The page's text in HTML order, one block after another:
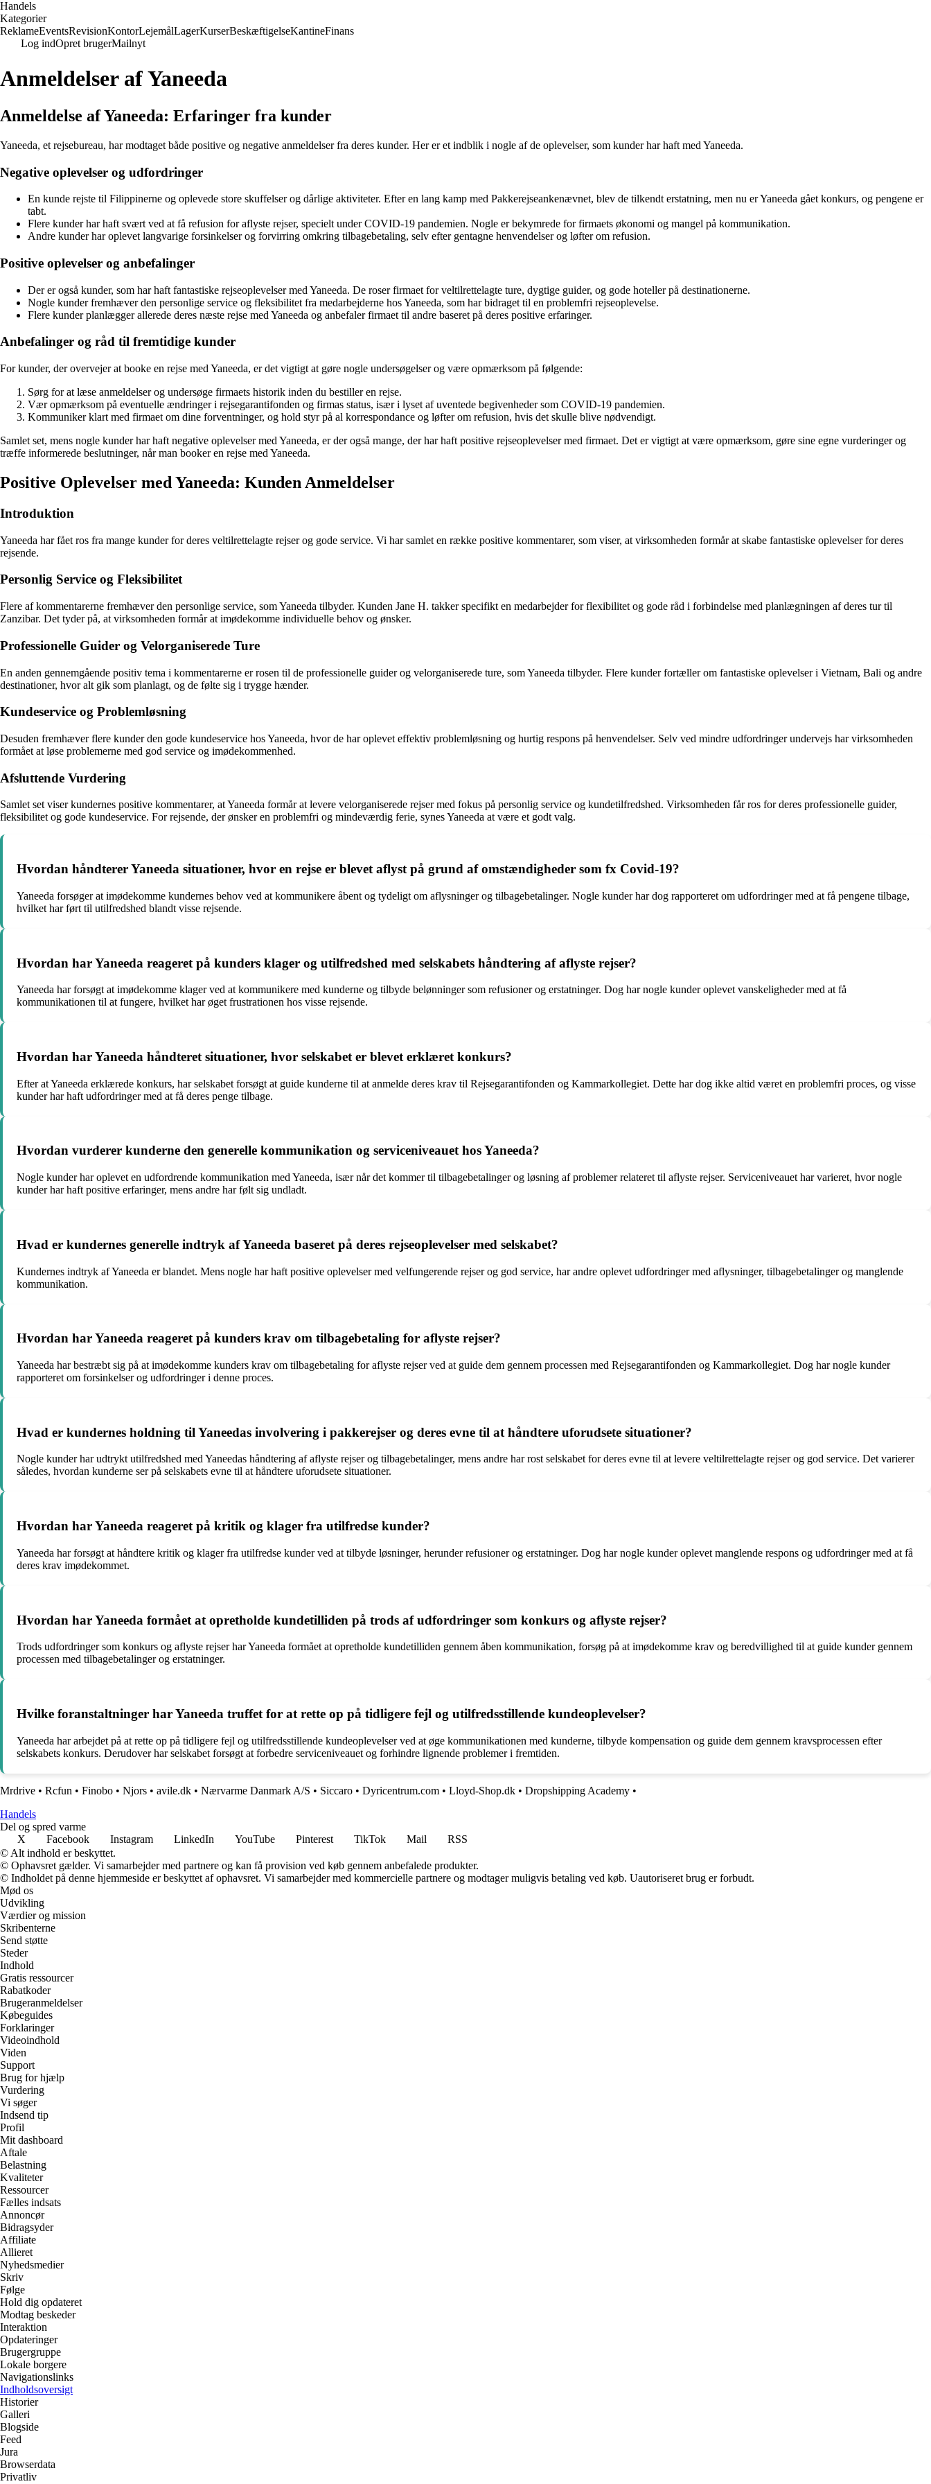
Handels
Kategorier
ReklameEventsRevisionKontorLejemålLagerKurserBeskæftigelseKantineFinans
Log indOpret brugerMailnyt
Anmeldelser af Yaneeda
Anmeldelse af Yaneeda: Erfaringer fra kunder
Yaneeda, et rejsebureau, har modtaget både positive og negative anmeldelser fra deres kunder. Her er et indblik i nogle af de oplevelser, som kunder har haft med Yaneeda.
Negative oplevelser og udfordringer
En kunde rejste til Filippinerne og oplevede store skuffelser og dårlige aktiviteter. Efter en lang kamp med Pakkerejseankenævnet, blev de tilkendt erstatning, men nu er Yaneeda gået konkurs, og pengene er
tabt.
Flere kunder har haft svært ved at få refusion for aflyste rejser, specielt under COVID-19 pandemien. Nogle er bekymrede for firmaets økonomi og mangel på kommunikation.
Andre kunder har oplevet langvarige forsinkelser og forvirring omkring tilbagebetaling, selv efter gentagne henvendelser og løfter om refusion.
Positive oplevelser og anbefalinger
Der er også kunder, som har haft fantastiske rejseoplevelser med Yaneeda. De roser firmaet for veltilrettelagte ture, dygtige guider, og gode hoteller på destinationerne.
Nogle kunder fremhæver den personlige service og fleksibilitet fra medarbejderne hos Yaneeda, som har bidraget til en problemfri rejseoplevelse.
Flere kunder planlægger allerede deres næste rejse med Yaneeda og anbefaler firmaet til andre baseret på deres positive erfaringer.
Anbefalinger og råd til fremtidige kunder
For kunder, der overvejer at booke en rejse med Yaneeda, er det vigtigt at gøre nogle undersøgelser og være opmærksom på følgende:
Sørg for at læse anmeldelser og undersøge firmaets historik inden du bestiller en rejse.
Vær opmærksom på eventuelle ændringer i rejsegarantifonden og firmas status, især i lyset af uventede begivenheder som COVID-19 pandemien.
Kommuniker klart med firmaet om dine forventninger, og hold styr på al korrespondance og løfter om refusion, hvis det skulle blive nødvendigt.
Samlet set, mens nogle kunder har haft negative oplevelser med Yaneeda, er der også mange, der har haft positive rejseoplevelser med firmaet. Det er vigtigt at være opmærksom, gøre sine egne vurderinger og
træffe informerede beslutninger, når man booker en rejse med Yaneeda.
Positive Oplevelser med Yaneeda: Kunden Anmeldelser
Introduktion
Yaneeda har fået ros fra mange kunder for deres veltilrettelagte rejser og gode service. Vi har samlet en række positive kommentarer, som viser, at virksomheden formår at skabe fantastiske oplevelser for deres
rejsende.
Personlig Service og Fleksibilitet
Flere af kommentarerne fremhæver den personlige service, som Yaneeda tilbyder. Kunden Jane H. takker specifikt en medarbejder for flexibilitet og gode råd i forbindelse med planlægningen af deres tur til
Zanzibar. Det tyder på, at virksomheden formår at imødekomme individuelle behov og ønsker.
Professionelle Guider og Velorganiserede Ture
En anden gennemgående positiv tema i kommentarerne er rosen til de professionelle guider og velorganiserede ture, som Yaneeda tilbyder. Flere kunder fortæller om fantastiske oplevelser i Vietnam, Bali og andre
destinationer, hvor alt gik som planlagt, og de følte sig i trygge hænder.
Kundeservice og Problemløsning
Desuden fremhæver flere kunder den gode kundeservice hos Yaneeda, hvor de har oplevet effektiv problemløsning og hurtig respons på henvendelser. Selv ved mindre udfordringer undervejs har virksomheden
formået at løse problemerne med god service og imødekommenhed.
Afsluttende Vurdering
Samlet set viser kundernes positive kommentarer, at Yaneeda formår at levere velorganiserede rejser med fokus på personlig service og kundetilfredshed. Virksomheden får ros for deres professionelle guider,
fleksibilitet og gode kundeservice. For rejsende, der ønsker en problemfri og mindeværdig ferie, synes Yaneeda at være et godt valg.
Hvordan håndterer Yaneeda situationer, hvor en rejse er blevet aflyst på grund af omstændigheder som fx Covid-19?
Yaneeda forsøger at imødekomme kundernes behov ved at kommunikere åbent og tydeligt om aflysninger og tilbagebetalinger. Nogle kunder har dog rapporteret om udfordringer med at få pengene tilbage,
hvilket har ført til utilfredshed blandt visse rejsende.
Hvordan har Yaneeda reageret på kunders klager og utilfredshed med selskabets håndtering af aflyste rejser?
Yaneeda har forsøgt at imødekomme klager ved at kommunikere med kunderne og tilbyde belønninger som refusioner og erstatninger. Dog har nogle kunder oplevet vanskeligheder med at få
kommunikationen til at fungere, hvilket har øget frustrationen hos visse rejsende.
Hvordan har Yaneeda håndteret situationer, hvor selskabet er blevet erklæret konkurs?
Efter at Yaneeda erklærede konkurs, har selskabet forsøgt at guide kunderne til at anmelde deres krav til Rejsegarantifonden og Kammarkollegiet. Dette har dog ikke altid været en problemfri proces, og visse
kunder har haft udfordringer med at få deres penge tilbage.
Hvordan vurderer kunderne den generelle kommunikation og serviceniveauet hos Yaneeda?
Nogle kunder har oplevet en udfordrende kommunikation med Yaneeda, især når det kommer til tilbagebetalinger og løsning af problemer relateret til aflyste rejser. Serviceniveauet har varieret, hvor nogle
kunder har haft positive erfaringer, mens andre har følt sig undladt.
Hvad er kundernes generelle indtryk af Yaneeda baseret på deres rejseoplevelser med selskabet?
Kundernes indtryk af Yaneeda er blandet. Mens nogle har haft positive oplevelser med velfungerende rejser og god service, har andre oplevet udfordringer med aflysninger, tilbagebetalinger og manglende
kommunikation.
Hvordan har Yaneeda reageret på kunders krav om tilbagebetaling for aflyste rejser?
Yaneeda har bestræbt sig på at imødekomme kunders krav om tilbagebetaling for aflyste rejser ved at guide dem gennem processen med Rejsegarantifonden og Kammarkollegiet. Dog har nogle kunder
rapporteret om forsinkelser og udfordringer i denne proces.
Hvad er kundernes holdning til Yaneedas involvering i pakkerejser og deres evne til at håndtere uforudsete situationer?
Nogle kunder har udtrykt utilfredshed med Yaneedas håndtering af aflyste rejser og tilbagebetalinger, mens andre har rost selskabet for deres evne til at levere veltilrettelagte rejser og god service. Det varierer
således, hvordan kunderne ser på selskabets evne til at håndtere uforudsete situationer.
Hvordan har Yaneeda reageret på kritik og klager fra utilfredse kunder?
Yaneeda har forsøgt at håndtere kritik og klager fra utilfredse kunder ved at tilbyde løsninger, herunder refusioner og erstatninger. Dog har nogle kunder oplevet manglende respons og udfordringer med at få
deres krav imødekommet.
Hvordan har Yaneeda formået at opretholde kundetilliden på trods af udfordringer som konkurs og aflyste rejser?
Trods udfordringer som konkurs og aflyste rejser har Yaneeda formået at opretholde kundetilliden gennem åben kommunikation, forsøg på at imødekomme krav og beredvillighed til at guide kunder gennem
processen med tilbagebetalinger og erstatninger.
Hvilke foranstaltninger har Yaneeda truffet for at rette op på tidligere fejl og utilfredsstillende kundeoplevelser?
Yaneeda har arbejdet på at rette op på tidligere fejl og utilfredsstillende kundeoplevelser ved at øge kommunikationen med kunderne, tilbyde kompensation og guide dem gennem kravsprocessen efter
selskabets konkurs. Derudover har selskabet forsøgt at forbedre serviceniveauet og forhindre lignende problemer i fremtiden.
Mrdrive • Rcfun • Finobo • Njors • avile.dk • Nærvarme Danmark A/S • Siccaro • Dyricentrum.com • Lloyd-Shop.dk • Dropshipping Academy •
Handels
Del og spred varme
X
Facebook Instagram LinkedIn YouTube Pinterest TikTok Mail
RSS
© Alt indhold er beskyttet.
© Ophavsret gælder. Vi samarbejder med partnere og kan få provision ved køb gennem anbefalede produkter.
© Indholdet på denne hjemmeside er beskyttet af ophavsret. Vi samarbejder med kommercielle partnere og modtager muligvis betaling ved køb. Uautoriseret brug er forbudt.
Mød os
Udvikling
Værdier og mission
Skribenterne
Send støtte
Steder
Indhold
Gratis ressourcer
Rabatkoder
Brugeranmeldelser
Købeguides
Forklaringer
Videoindhold
Viden
Support
Brug for hjælp
Vurdering
Vi søger
Indsend tip
Profil
Mit dashboard
Aftale
Belastning
Kvaliteter
Ressourcer
Fælles indsats
Annoncør
Bidragsyder
Affiliate
Allieret
Nyhedsmedier
Skriv
Følge
Hold dig opdateret
Modtag beskeder
Interaktion
Opdateringer
Brugergruppe
Lokale borgere
Navigationslinks
Indholdsoversigt
Historier
Galleri
Blogside
Feed
Jura
Browserdata
Privatliv